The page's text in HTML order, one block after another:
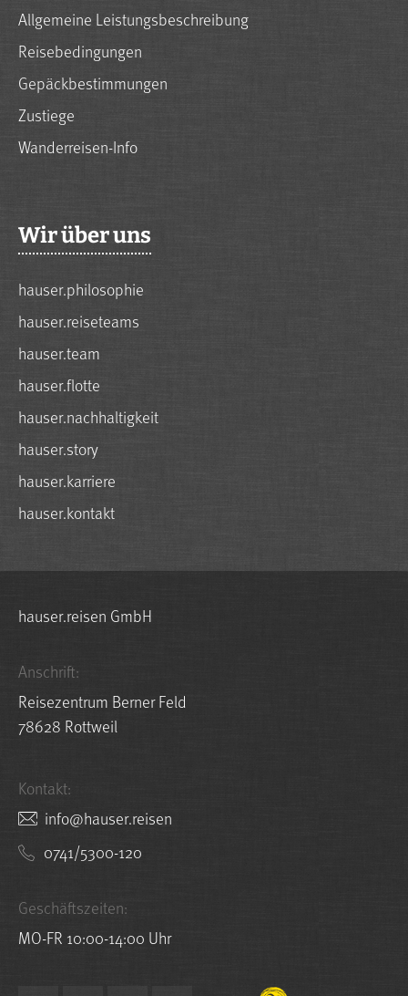
Allgemeine Leistungsbeschreibung
Reisebedingungen
Gepäckbestimmungen
Zustiege
Wanderreisen-Info
Wir über uns
hauser.philosophie
hauser.reiseteams
hauser.team
hauser.flotte
hauser.nachhaltigkeit
hauser.story
hauser.karriere
hauser.kontakt
hauser.reisen GmbH
Anschrift:
Reisezentrum Berner Feld
78628 Rottweil
Kontakt:
nesier.resuah@ofni
0741/5300-120
Geschäftszeiten:
MO-FR 10:00-14:00 Uhr